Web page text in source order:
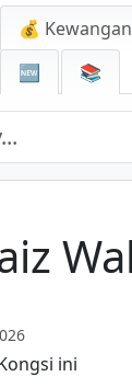
💰 Kewangan
🆕
📚
ini